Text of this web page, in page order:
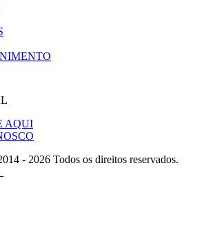
AQUI
- 2026 Todos os direitos reservados.